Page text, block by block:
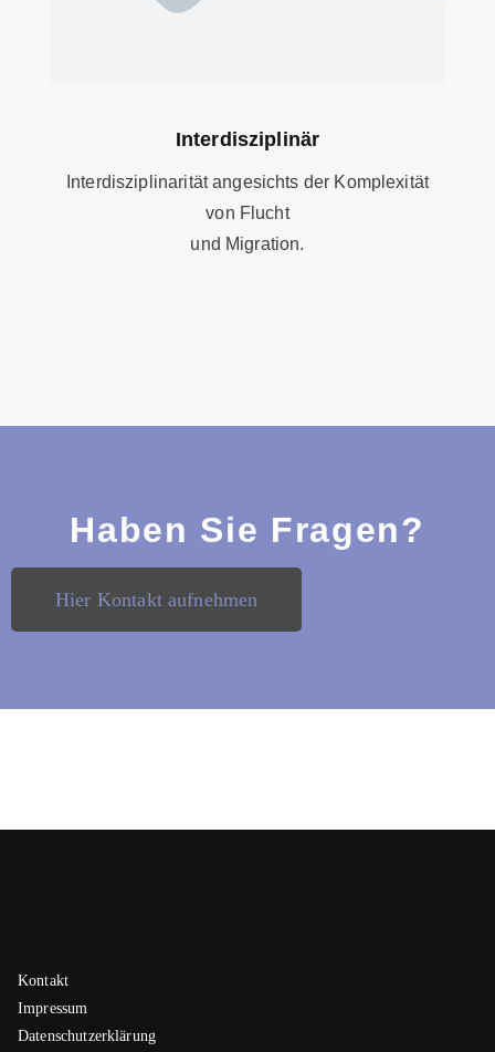
Interdisziplinär
Interdisziplinarität angesichts der Komplexität
von Flucht
und Migration.
Haben Sie Fragen?
Hier Kontakt aufnehmen
Kontakt
Impressum
Datenschutzerklärung